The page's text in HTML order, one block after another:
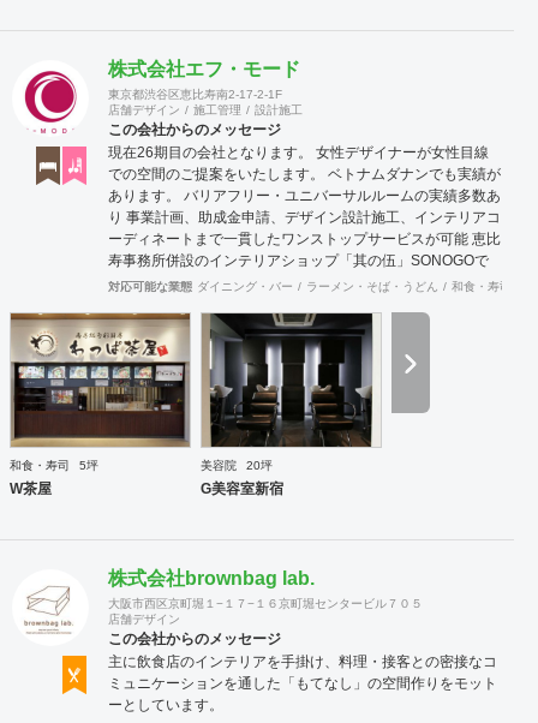
株式会社エフ・モード
東京都渋谷区恵比寿南2-17-2-1F
店舗デザイン
施工管理 設計施工
この会社からのメッセージ
現在26期目の会社となります。 女性デザイナーが女性目線
での空間のご提案をいたします。 ベトナムダナンでも実績が
あります。 バリアフリー・ユニバーサルルームの実績多数あ
り 事業計画、助成金申請、デザイン設計施工、インテリアコ
ーディネートまで一貫したワンストップサービスが可能 恵比
寿事務所併設のインテリアショップ「其の伍」SONOGOで
はオリジナル家具をはじめアンティーク骨董家具の販売もし
対応可能な業態 ダイニング・バー ラーメン・そば・うどん 和食・寿司
和食・寿司 5坪
W茶屋
美容院 20坪
G美容室新宿
株式会社brownbag lab.
大阪市西区京町堀１−１７−１６京町堀センタービル７０５
店舗デザイン
この会社からのメッセージ
主に飲食店のインテリアを手掛け、料理・接客との密接なコ
ミュニケーションを通した「もてなし」の空間作りをモット
ーとしています。